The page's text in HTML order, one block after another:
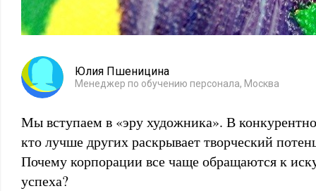
Юлия Пшеницина
Менеджер по обучению персонала, Москва
Мы вступаем в «эру художника». В
кто лучше других раскрывает творческий
Почему корпорации все чаще обращаются к
успеха?